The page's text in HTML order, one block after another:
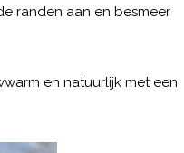
randen aan en besmeer
en natuurlijk met een